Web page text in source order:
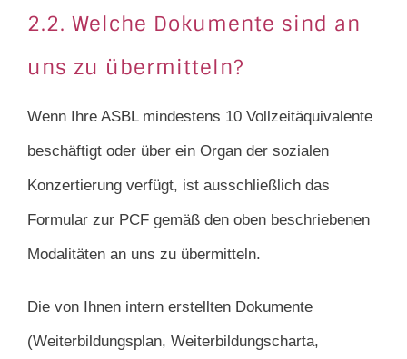
2.2. Welche Dokumente sind an
uns zu übermitteln?
Wenn Ihre ASBL mindestens 10 Vollzeitäquivalente
beschäftigt oder über ein Organ der sozialen
Konzertierung verfügt, ist ausschließlich das
Formular zur PCF gemäß den oben beschriebenen
Modalitäten an uns zu übermitteln.
Die von Ihnen intern erstellten Dokumente
(Weiterbildungsplan, Weiterbildungscharta,